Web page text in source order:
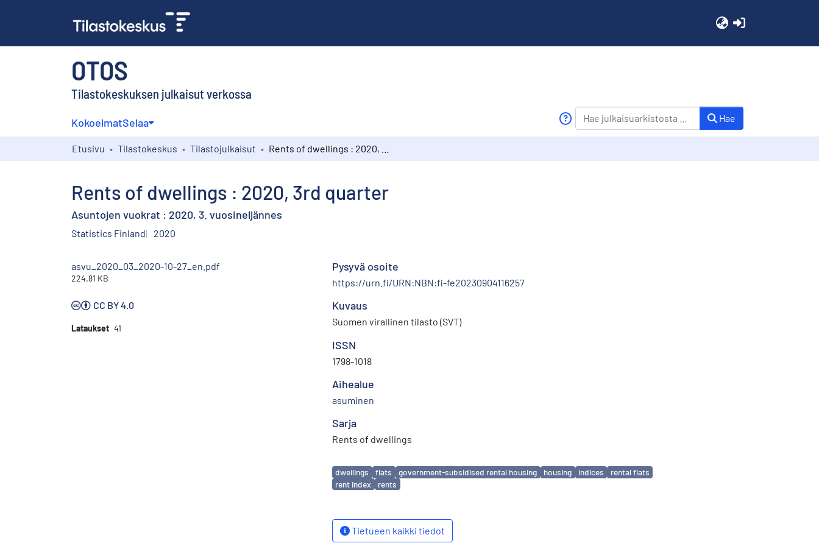
OTOS
Tilastokeskuksen julkaisut verkossa
KokoelmatSelaa Hae
Etusivu Tilastokeskus Tilastojulkaisut
Rents of dwellings : 2020, 3rd quarter
Asuntojen vuokrat : 2020, 3. vuosineljännes
Statistics Finland 2020
asvu_2020_03_2020-10-27_en.pdf
224.81 KB
CC BY 4.0
Lataukset 41
Pysyvä osoite
https://urn.fi/URN:NBN:fi-fe20230904116257
Kuvaus
Suomen virallinen tilasto (SVT)
ISSN
1798-1018
Aihealue
asuminen
Sarja
Rents of dwellings
Avainsanat
dwellings flats government-subsidised rental housing housing indices
rental flats
rent index
rents
Tietueen kaikki tiedot